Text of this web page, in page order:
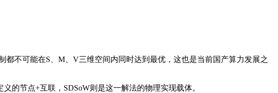
不可能在S、M、V三维空间内同时达到最优，这也是当前国产算力发展之
节点+互联，SDSoW则是这一解法的物理实现载体。